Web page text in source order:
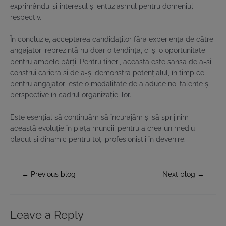
exprimându-și interesul și entuziasmul pentru domeniul
respectiv.
În concluzie, acceptarea candidaților fără experiență de către
angajatori reprezintă nu doar o tendință, ci și o oportunitate
pentru ambele părți. Pentru tineri, aceasta este șansa de a-și
construi cariera și de a-și demonstra potențialul, în timp ce
pentru angajatori este o modalitate de a aduce noi talente și
perspective în cadrul organizației lor.
Este esențial să continuăm să încurajăm și să sprijinim
această evoluție în piața muncii, pentru a crea un mediu
plăcut și dinamic pentru toți profesioniștii în devenire.
← Previous blog Next blog →
Leave a Reply